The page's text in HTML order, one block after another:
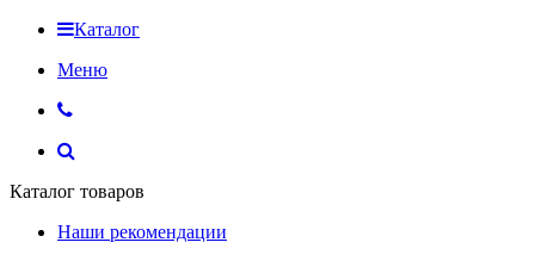
Каталог
Меню
Каталог товаров
Наши рекомендации